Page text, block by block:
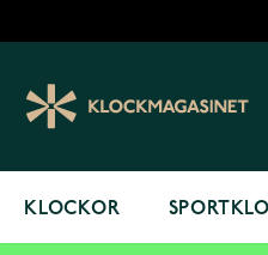
KLOCKOR